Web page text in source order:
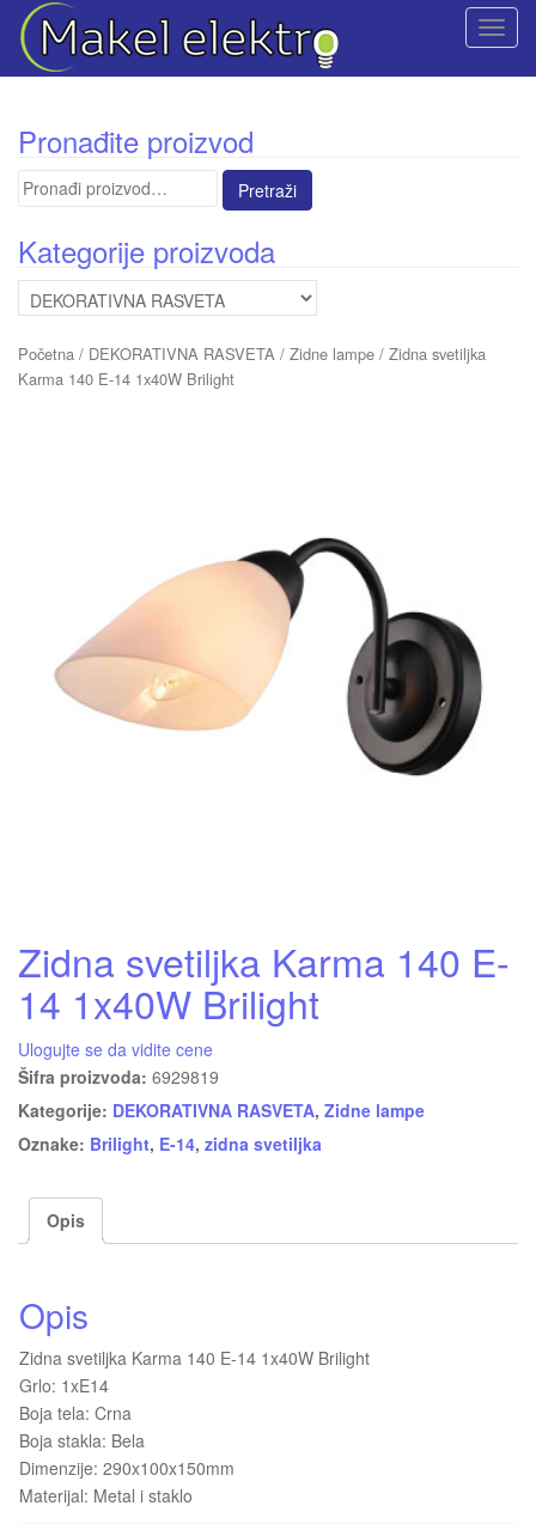
T
Pronađite proizvod
Pretraga
Kategorije proizvoda
Početna / DEKORATIVNA RASVETA / Zidne lampe / Zidna svetiljka
Karma 140 E-14 1x40W Brilight
Zidna svetiljka Karma 140 E-
14 1x40W Brilight
Ulogujte se da vidite cene
Šifra proizvoda: 6929819
Kategorije: DEKORATIVNA RASVETA, Zidne lampe
Oznake: Brilight, E-14, zidna svetiljka
Opis
Opis
Zidna svetiljka Karma 140 E-14 1x40W Brilight
Grlo: 1xE14
Boja tela: Crna
Boja stakla: Bela
Dimenzije: 290x100x150mm
Materijal: Metal i staklo